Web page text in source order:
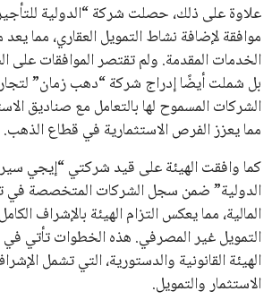
علاوة على ذلك، حصلت شركة “الدولية
موافقة لإضافة نشاط التمويل العقاري، مما
الخدمات المقدمة. ولم تقتصر الموافقات على
بل شملت أيضًا إدراج شركة “دهب زمان”
الشركات المسموح لها بالتعامل مع صناديق
مما يعزز الفرص الاستثمارية في قطاع الذهب.
كما وافقت الهيئة على قيد شركتي “إيجي
الدولية” ضمن سجل الشركات المتخصصة
المالية، مما يعكس التزام الهيئة بالإشراف
التمويل غير المصرفي. هذه الخطوات تأتي
الهيئة القانونية والدستورية، التي تشمل
الاستثمار والتمويل.